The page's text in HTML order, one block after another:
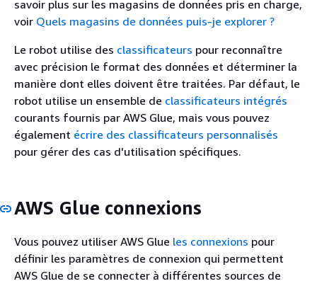
savoir plus sur les magasins de données pris en charge,
voir Quels magasins de données puis-je explorer ?
Le robot utilise des classificateurs pour reconnaître
avec précision le format des données et déterminer la
manière dont elles doivent être traitées. Par défaut, le
robot utilise un ensemble de classificateurs intégrés
courants fournis par AWS Glue, mais vous pouvez
également écrire des classificateurs personnalisés
pour gérer des cas d'utilisation spécifiques.
AWS Glue connexions
Vous pouvez utiliser AWS Glue les connexions pour
définir les paramètres de connexion qui permettent
AWS Glue de se connecter à différentes sources de